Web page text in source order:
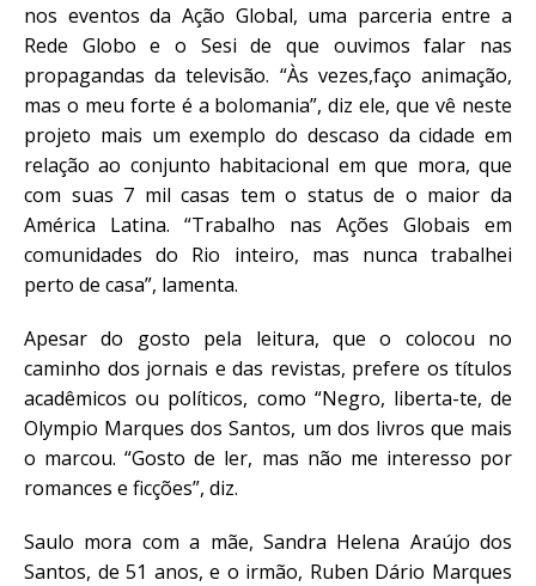
nos eventos da Ação Global, uma parceria entre a
Rede Globo e o Sesi de que ouvimos falar nas
propagandas da televisão. “Às vezes,faço animação,
mas o meu forte é a bolomania”, diz ele, que vê neste
projeto mais um exemplo do descaso da cidade em
relação ao conjunto habitacional em que mora, que
com suas 7 mil casas tem o status de o maior da
América Latina. “Trabalho nas Ações Globais em
comunidades do Rio inteiro, mas nunca trabalhei
perto de casa”, lamenta.
Apesar do gosto pela leitura, que o colocou no
caminho dos jornais e das revistas, prefere os títulos
acadêmicos ou políticos, como “Negro, liberta-te, de
Olympio Marques dos Santos, um dos livros que mais
o marcou. “Gosto de ler, mas não me interesso por
romances e ficções”, diz.
Saulo mora com a mãe, Sandra Helena Araújo dos
Santos, de 51 anos, e o irmão, Ruben Dário Marques